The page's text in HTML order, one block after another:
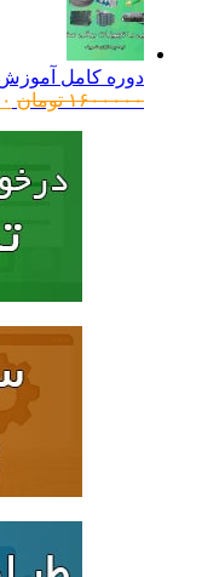
دوره کامل آموزش
۱۶۰۰۰۰۰ تومانقیمت
بود.